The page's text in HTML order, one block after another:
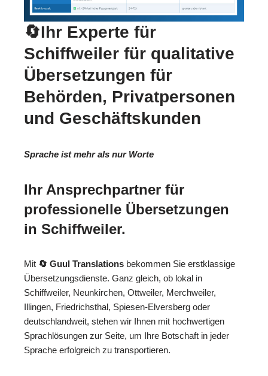
🔄Ihr Experte für
Schiffweiler für qualitative
Übersetzungen für
Behörden, Privatpersonen
und Geschäftskunden
Sprache ist mehr als nur Worte
Ihr Ansprechpartner für
professionelle Übersetzungen
in Schiffweiler.
Mit 🔄 Guul Translations bekommen Sie erstklassige
Übersetzungsdienste. Ganz gleich, ob lokal in
Schiffweiler, Neunkirchen, Ottweiler, Merchweiler,
Illingen, Friedrichsthal, Spiesen-Elversberg oder
deutschlandweit, stehen wir Ihnen mit hochwertigen
Sprachlösungen zur Seite, um Ihre Botschaft in jeder
Sprache erfolgreich zu transportieren.